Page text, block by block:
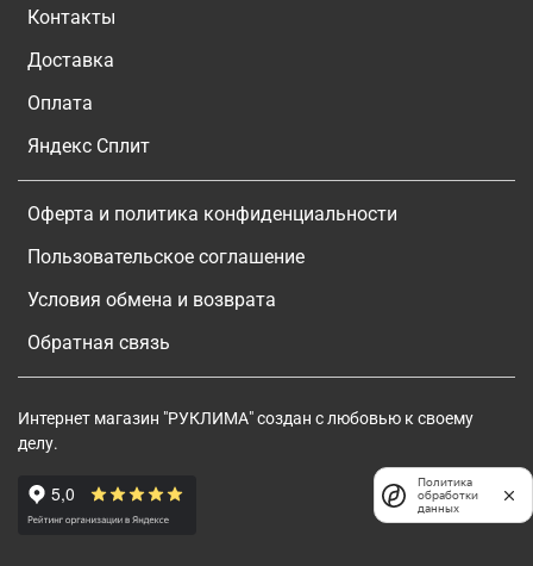
Контакты
Доставка
Оплата
Яндекс Сплит
Оферта и политика конфиденциальности
Пользовательское соглашение
Условия обмена и возврата
Обратная связь
Интернет магазин "РУКЛИМА" создан с любовью к своему
делу.
Политика
обработки
данных